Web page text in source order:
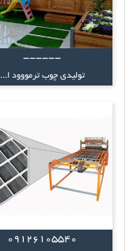
------
تولیدی چوب ترمووود ا...
09126105540